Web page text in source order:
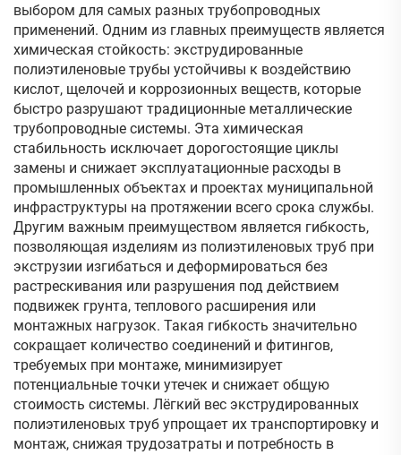
выбором для самых разных трубопроводных
применений. Одним из главных преимуществ является
химическая стойкость: экструдированные
полиэтиленовые трубы устойчивы к воздействию
кислот, щелочей и коррозионных веществ, которые
быстро разрушают традиционные металлические
трубопроводные системы. Эта химическая
стабильность исключает дорогостоящие циклы
замены и снижает эксплуатационные расходы в
промышленных объектах и проектах муниципальной
инфраструктуры на протяжении всего срока службы.
Другим важным преимуществом является гибкость,
позволяющая изделиям из полиэтиленовых труб при
экструзии изгибаться и деформироваться без
растрескивания или разрушения под действием
подвижек грунта, теплового расширения или
монтажных нагрузок. Такая гибкость значительно
сокращает количество соединений и фитингов,
требуемых при монтаже, минимизирует
потенциальные точки утечек и снижает общую
стоимость системы. Лёгкий вес экструдированных
полиэтиленовых труб упрощает их транспортировку и
монтаж, снижая трудозатраты и потребность в